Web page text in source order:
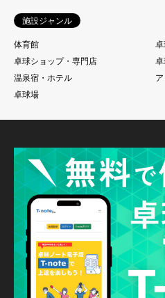
施設ジャンル
体育館
卓球ショップ・専門店
温泉宿・ホテル
卓球場